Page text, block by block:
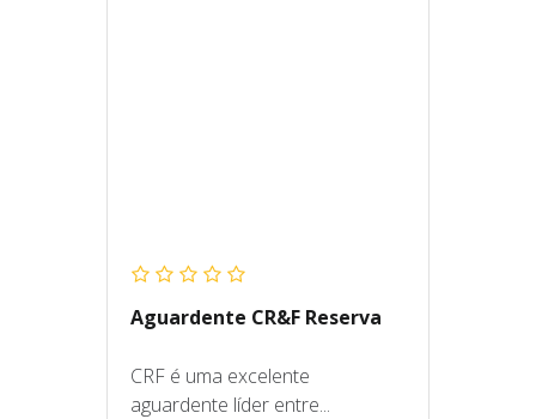
Aguardente CR&F Reserva
CRF é uma excelente
aguardente líder entre...